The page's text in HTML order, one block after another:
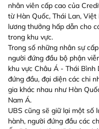
nhân viên cấp cao của
từ Hàn Quốc, Thái Lan,
lương thưởng hấp dẫn cho
trong khu vực.
Trong số những nhân sự
người đứng đầu bộ phận
khu vực Châu Á - Thái Bình
đứng đầu, đại diện các chi
gia khác nhau như Hàn
Nam Á.
UBS cũng sẽ giữ lại một số
hành, người đứng đầu các